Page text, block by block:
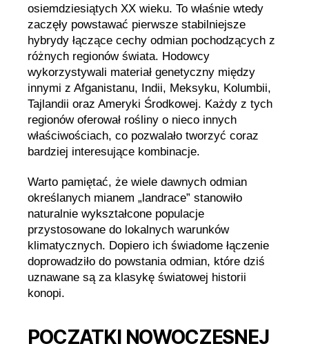
osiemdziesiątych XX wieku. To właśnie wtedy
zaczęły powstawać pierwsze stabilniejsze
hybrydy łączące cechy odmian pochodzących z
różnych regionów świata. Hodowcy
wykorzystywali materiał genetyczny między
innymi z Afganistanu, Indii, Meksyku, Kolumbii,
Tajlandii oraz Ameryki Środkowej. Każdy z tych
regionów oferował rośliny o nieco innych
właściwościach, co pozwalało tworzyć coraz
bardziej interesujące kombinacje.
Warto pamiętać, że wiele dawnych odmian
określanych mianem „landrace” stanowiło
naturalnie wykształcone populacje
przystosowane do lokalnych warunków
klimatycznych. Dopiero ich świadome łączenie
doprowadziło do powstania odmian, które dziś
uznawane są za klasykę światowej historii
konopi.
POCZĄTKI NOWOCZESNEJ